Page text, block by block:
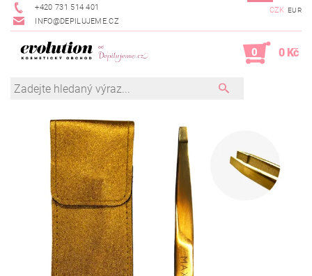
+420 731 514 401
INFO@DEPILUJEME.CZ
CZK EUR
0 0 Kč